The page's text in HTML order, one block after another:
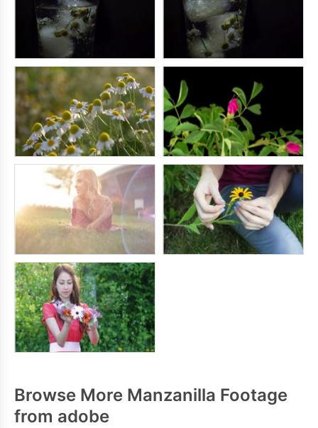
Browse More Manzanilla Footage
from adobe